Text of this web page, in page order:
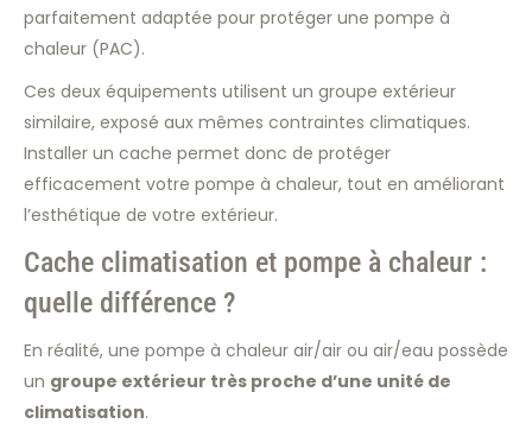
parfaitement adaptée pour protéger une pompe à
chaleur (PAC).
Ces deux équipements utilisent un groupe extérieur
similaire, exposé aux mêmes contraintes climatiques.
Installer un cache permet donc de protéger
efficacement votre pompe à chaleur, tout en améliorant
l’esthétique de votre extérieur.
Cache climatisation et pompe à chaleur :
quelle différence ?
En réalité, une pompe à chaleur air/air ou air/eau possède
un groupe extérieur très proche d’une unité de
climatisation.